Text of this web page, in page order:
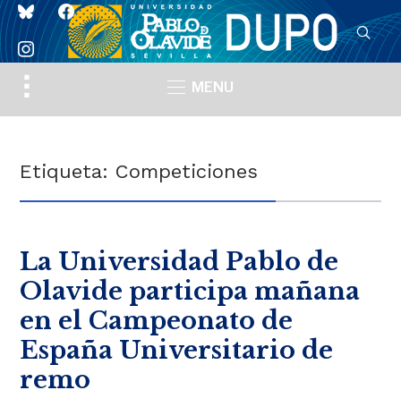
blueskyfacebook
instagram
Toggle
sidebar
MENU
Etiqueta: Competiciones
La Universidad Pablo de
Olavide participa mañana
en el Campeonato de
España Universitario de
remo